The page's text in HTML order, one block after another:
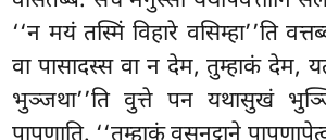
‘‘न मयं तस्मिं विहारे वसिम्हा’’ति
वा पासादस्स वा न देम, तुम्हाकं देम,
भुञ्जथा’’ति वुत्ते पन यथासुखं